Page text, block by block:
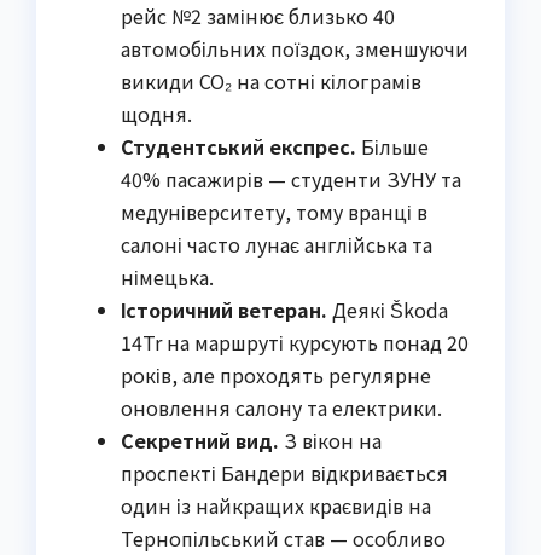
рейс №2 замінює близько 40
автомобільних поїздок, зменшуючи
викиди CO₂ на сотні кілограмів
щодня.
Студентський експрес. Більше
40% пасажирів — студенти ЗУНУ та
медуніверситету, тому вранці в
салоні часто лунає англійська та
німецька.
Історичний ветеран. Деякі Škoda
14Tr на маршруті курсують понад 20
років, але проходять регулярне
оновлення салону та електрики.
Секретний вид. З вікон на
проспекті Бандери відкривається
один із найкращих краєвидів на
Тернопільський став — особливо